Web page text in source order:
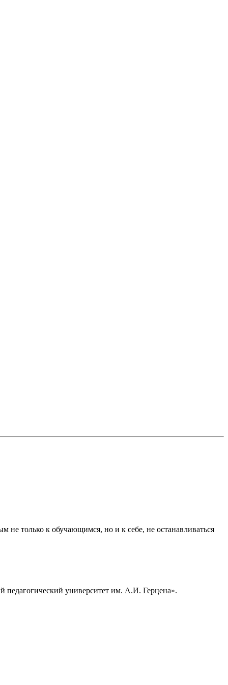
только к обучающимся, но и к себе, не останавливаться
педагогический университет им. А.И. Герцена».